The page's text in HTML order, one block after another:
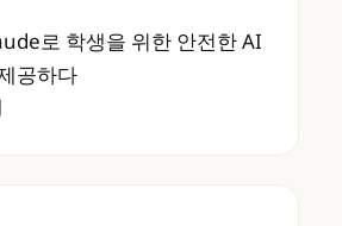
로 학생을 위한 안전한 AI
로 학생을 위한 안전한 AI
공하다